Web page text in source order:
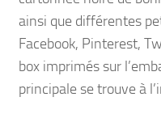
ainsi que différentes
Facebook, Pinterest,
box imprimés sur
principale se trouve à